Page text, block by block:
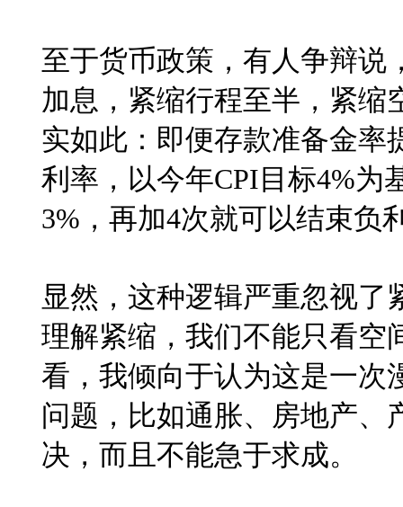
至于货币政策，有人争辩说
加息，紧缩行程至半，紧缩
实如此：即便存款准备金率
利率，以今年CPI目标4%为
3% ，再加4次就可以结束负
显然，这种逻辑严重忽视了
理解紧缩，我们不能只看空
看，我倾向于认为这是一次
问题，比如通胀、房地产、
决，而且不能急于求成。